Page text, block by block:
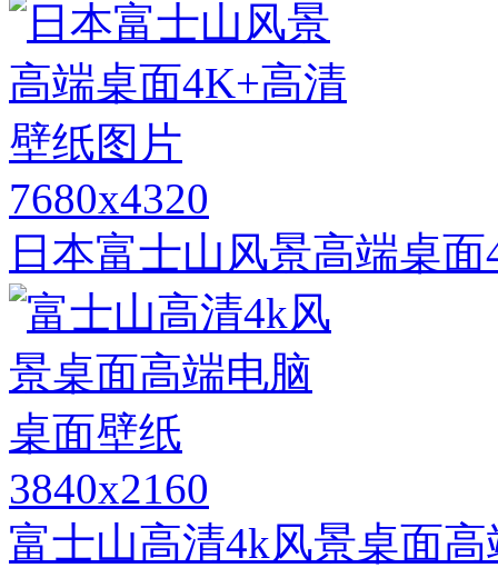
7680x4320
日本富士山风景高端桌
3840x2160
富士山高清4k风景桌面